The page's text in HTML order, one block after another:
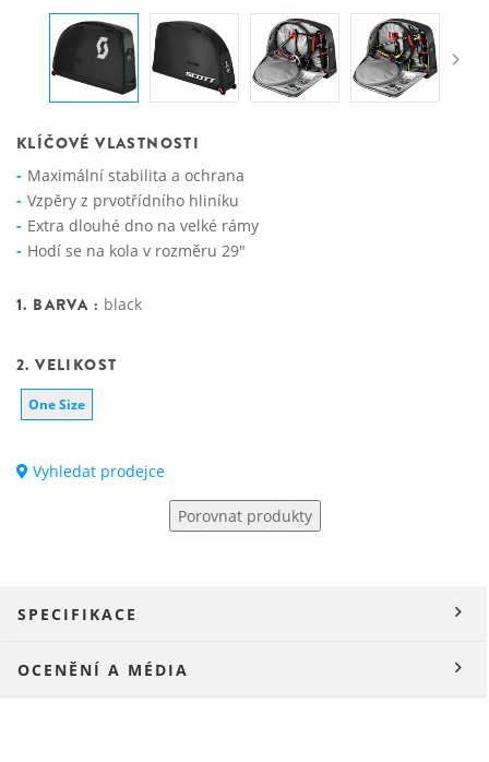
KLÍČOVÉ VLASTNOSTI
Maximální stabilita a ochrana
Vzpěry z prvotřídního hliníku
Extra dlouhé dno na velké rámy
Hodí se na kola v rozměru 29"
1. BARVA : black
2. VELIKOST
One Size
Vyhledat prodejce
Porovnat produkty
SPECIFIKACE
OCENĚNÍ A MÉDIA